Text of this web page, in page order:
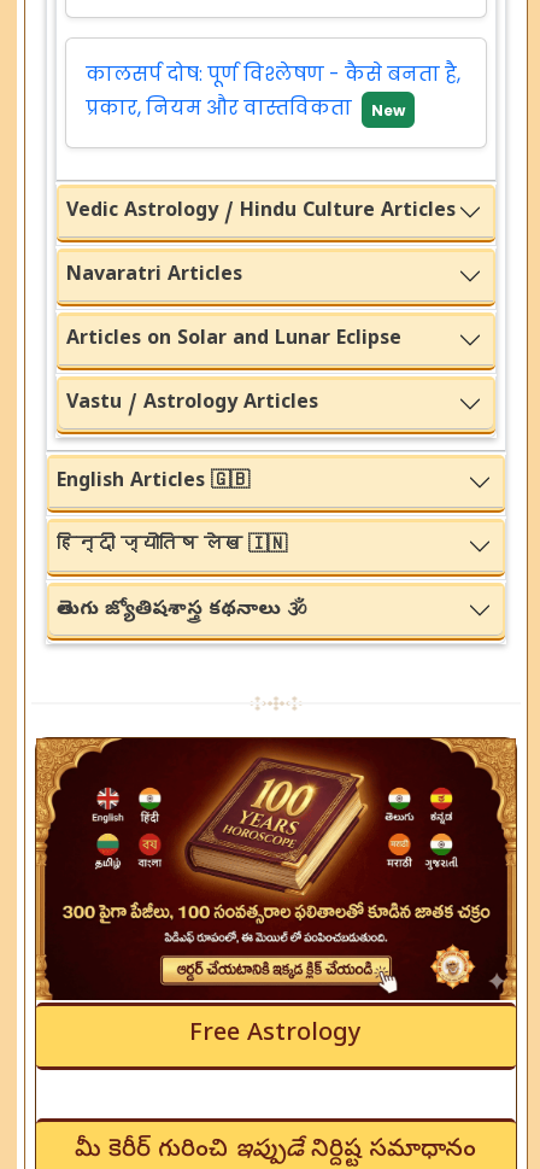
कालसर्प दोष: पूर्ण विश्लेषण - कैसे बनता है,
प्रकार, नियम और वास्तविकता
New
Vedic Astrology / Hindu Culture Articles
Navaratri Articles
Articles on Solar and Lunar Eclipse
Vastu / Astrology Articles
English Articles 🇬🇧
हिन्दी ज्योतिष लेख 🇮🇳
తెలుగు జ్యోతిషశాస్త్ర కథనాలు 🕉️
Free Astrology
మీ కెరీర్ గురించి ఇప్పుడేనిర్దిష్ట సమాధానం